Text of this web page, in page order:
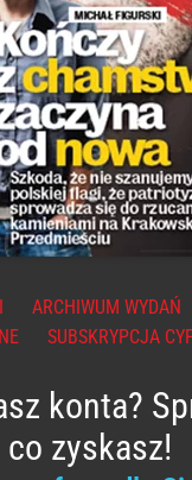
ARCHIWUM WYDAŃ
SUBSKRYPCJA
konta?
co zyskasz!